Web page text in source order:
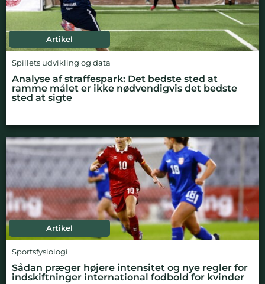
Artikel
Spillets udvikling og data
Analyse af straffespark: Det bedste sted at
ramme målet er ikke nødvendigvis det bedste
sted at sigte
Artikel
Sportsfysiologi
Sådan præger højere intensitet og nye regler for
indskiftninger international fodbold for kvinder